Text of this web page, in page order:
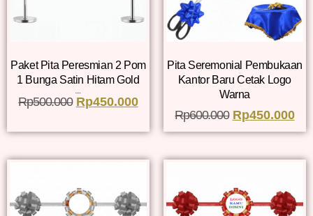
Paket Pita Peresmian 2 Pom
1 Bunga Satin Hitam Gold
Rp500.000 Rp450.000
Pita Seremonial Pembukaan
Kantor Baru Cetak Logo
Warna
Rp600.000 Rp450.000